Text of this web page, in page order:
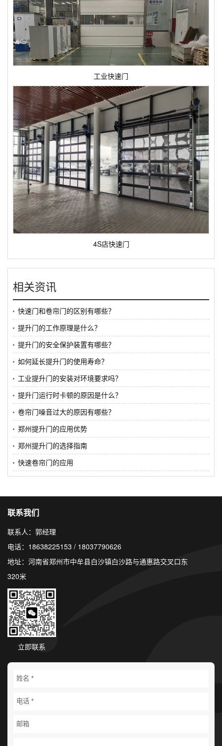
工业快速门
4S店快速门
相关资讯
快速门和卷帘门的区别有哪些？
提升门的工作原理是什么？
提升门的安全保护装置有哪些？
如何延长提升门的使用寿命？
工业提升门的安装对环境要求吗？
提升门运行时卡顿的原因是什么？
卷帘门噪音过大的原因有哪些？
郑州提升门的应用优势
郑州提升门的选择指南
快速卷帘门的应用
联系我们
联系人：郭经理
电话：18638225153 / 18037790626
地址：河南省郑州市中牟县白沙镇白沙路与通惠路交叉口东
320米
立即联系